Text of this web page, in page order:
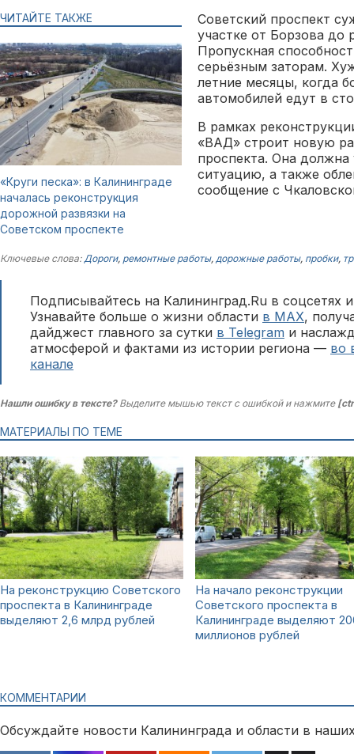
ЧИТАЙТЕ ТАКЖЕ
«Круги песка»: в Калининграде
началась реконструкция
дорожной развязки на
Советском проспекте
Советский проспект
участке от Борзова до
Пропускная
серьёзным заторам.
летние месяцы, когда
автомобилей едут в
В рамках
«ВАД» строит новую
проспекта. Она
ситуацию, а также
сообщение с
Ключевые слова:Дороги, ремонтные работы, дорожные работы, пробки,
Подписывайтесь на Калининград.Ru в соцсетях
Узнавайте больше о жизни области в MAX,
дайджест главного за сутки в Telegram и
атмосферой и фактами из истории региона — во
канале
Нашли ошибку в тексте?Выделите мышью текст с ошибкой и нажмите
МАТЕРИАЛЫ ПО ТЕМЕ
На реконструкцию Советского
проспекта в Калининграде
выделяют 2,6 млрд рублей
На начало реконструкции
Советского проспекта в
Калининграде выделяют
миллионов рублей
КОММЕНТАРИИ
Обсуждайте новости Калининграда и области в